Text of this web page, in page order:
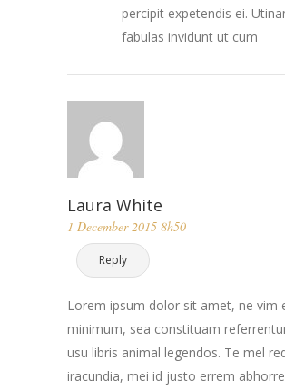
percipit expetendis ei.
fabulas invidunt ut cum
Laura White
1 December 2015 8h50
Reply
Lorem ipsum dolor sit amet, ne vim
minimum, sea constituam
usu libris animal legendos. Te mel
iracundia, mei id justo errem